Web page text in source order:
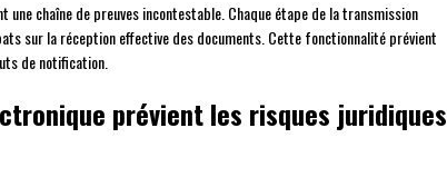
une chaîne de preuves incontestable. Chaque étape de la transmission
sur la réception effective des documents. Cette fonctionnalité prévient
de notification.
prévient les risques juridiques